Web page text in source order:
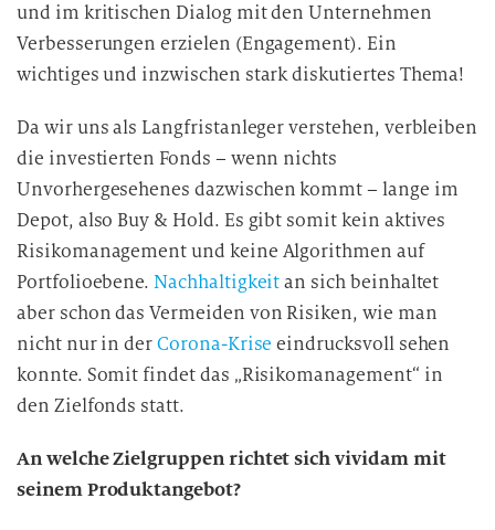
und im kritischen Dialog mit den Unternehmen
Verbesserungen erzielen (Engagement). Ein
wichtiges und inzwischen stark diskutiertes Thema!
Da wir uns als Langfristanleger verstehen, verbleiben
die investierten Fonds – wenn nichts
Unvorhergesehenes dazwischen kommt – lange im
Depot, also Buy & Hold. Es gibt somit kein aktives
Risikomanagement und keine Algorithmen auf
Portfolioebene.Nachhaltigkeitan sich beinhaltet
aber schon das Vermeiden von Risiken, wie man
nicht nur in derCorona-Krise eindrucksvoll sehen
konnte. Somit findet das „Risikomanagement“ in
den Zielfonds statt.
An welche Zielgruppen richtet sich vividam mit
seinem Produktangebot?